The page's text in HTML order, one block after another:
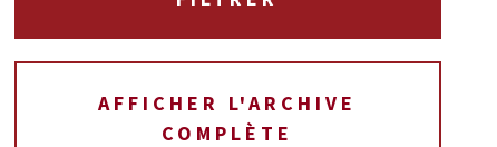
AFFICHER L'ARCHIVE
COMPLÈTE